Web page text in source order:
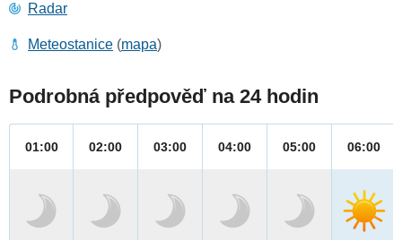
Radar
Meteostanice (mapa)
Podrobná předpověď na 24 hodin
01:00 02:00 03:00 04:00 05:00 06:00